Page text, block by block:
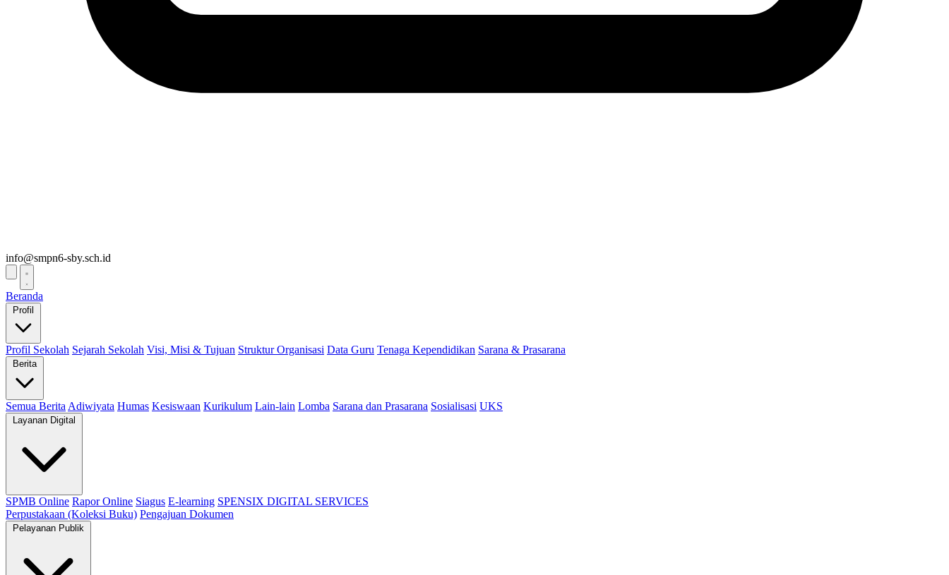
info@smpn6-sby.sch.id
Beranda
Profil
Profil Sekolah Sejarah Sekolah Visi, Misi & Tujuan Struktur Organisasi Data Guru Tenaga Kependidikan Sarana & Prasarana
Berita
Semua Berita Adiwiyata Humas Kesiswaan Kurikulum Lain-lain Lomba Sarana dan Prasarana Sosialisasi UKS
Layanan Digital
SPMB Online Rapor Online Siagus E-learning SPENSIX DIGITAL SERVICES
Perpustakaan (Koleksi Buku) Pengajuan Dokumen
Pelayanan Publik